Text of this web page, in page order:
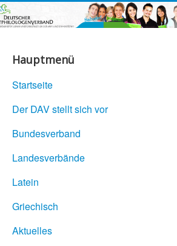
Hauptmenü
Startseite
Der DAV stellt sich vor
Bundesverband
Landesverbände
Latein
Griechisch
Aktuelles